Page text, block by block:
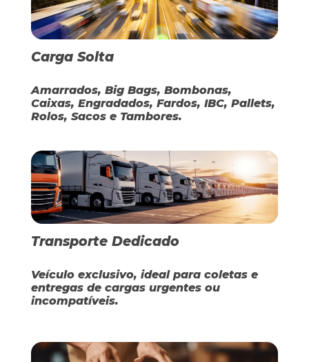
Carga Solta
Amarrados, Big Bags, Bombonas,
Caixas, Engradados, Fardos, IBC, Pallets,
Rolos, Sacos e Tambores.
Transporte Dedicado
Veículo exclusivo, ideal para coletas e
entregas de cargas urgentes ou
incompatíveis.